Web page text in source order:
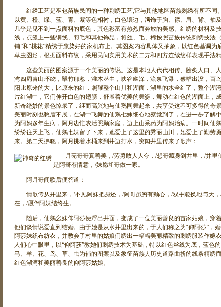
红绣工艺是巫包苗族民间的一种刺绣工艺,它与其他地区苗族刺绣有所不同
以黄、橙、绿、蓝、青、紫等色相衬，白色镶边，满饰于胸、襟、肩、背、袖
几乎是见不到一点面料的底色，其色彩富有热烈而奔放的美感。红绣的材料及
线，点缀上一些铜线、羽毛和其他饰品，将丝、毛、棉按照苗族传统刺绣技法
铺”和“桃花”精绣于浆染好的家机布上。其图案内容具体又抽象，以红色基调
草虫图形，根据面料布纹，采用民间实用美术的二方和四方连续纹样表现手法
这些美丽的图案源于一个美丽的传说。这是本地人代代相传、脍炙人口、
湾四周青山环绕，翠竹郁葱，灌木丛生，峡谷幽深，流泉飞瀑，猴群出没，百
阳比原来的大，比原来的红，照耀整个山川和湖面，湖里的水全红了，整个湖
片红湖中，它们伸开白色的翅膀，舒展着优美的舞姿，舞动在红色的湖面上，
新奇绝妙的景色惊呆了，继而高兴地与仙鹅同舞起来，共享受这不可多得的奇
美丽时刻也愁眉不展，在湖中飞舞的仙鹅七妹细心地察觉到了，在进一步了解
为阿妈多年生病，阿月边忙农活照顾家庭，边上山采药为阿妈治病。一时间仙
纷纷往天上飞，仙鹅七妹留了下来，她爱上了这里的秀丽山川，她爱上了勤劳
来。第二天拂晓，阿月挑着水桶来到井边打水，突闻井里传来了歌声：
月亮哥哥真善美，/劳勇敢人人夸，/想哥藏身到井里，/井里
是阿哥有情意，/妹愿和哥做一家。
阿月哥闻歌后便答道：
情歌传从井里来，/不见阿妹把身还，/阿哥虽穷有颗心，/双手能换地与天，
在，/愿伴阿妹结终生。
随后，仙鹅幺妹仰阿莎便浮出井面，变成了一位美丽善良的苗家姑娘，穿
他们谈情说爱直到结婚。由于她是从水井里出来的，于人们称之为“仰阿莎”，
阿莎妹织布纺衣，并教会了村里的姑娘们绣出一幅幅美丽精致的刺绣服装作嫁
人们心中眼里，以“仰阿莎”教她们刺绣技术为基础，特以红色丝线为底，蓝色
马、羊、花、鸟、草、虫为辅的图案以及象征苗族人历史道路曲折的线条精绣
红色湖湾和美丽善良的仰阿莎姑娘。